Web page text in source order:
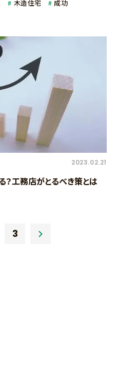
木造住宅
成功
2023.02.21
？工務店がとるべき策とは
3